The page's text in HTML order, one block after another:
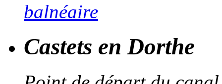
Castets en Dorthe